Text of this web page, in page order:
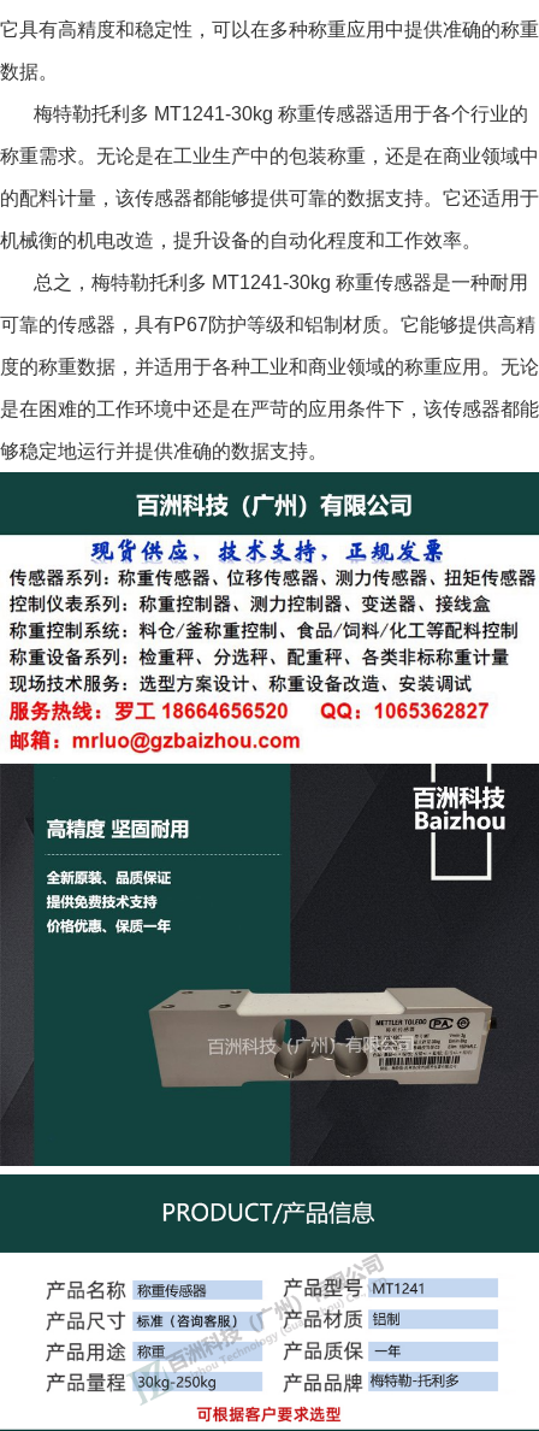
它具有高精度和稳定性，可以在多种称重应用中提供准确的称重
数据。
梅特勒托利多 MT1241-30kg 称重传感器适用于各个行业的
称重需求。无论是在工业生产中的包装称重，还是在商业领域中
的配料计量，该传感器都能够提供可靠的数据支持。它还适用于
机械衡的机电改造，提升设备的自动化程度和工作效率。
总之， 梅特勒托利多 MT1241-30kg 称重传感器是一种耐用
可靠的传感器，具有P67防护等级和铝制材质。它能够提供高精
度的称重数据，并适用于各种工业和商业领域的称重应用。无论
是在困难的工作环境中还是在严苛的应用条件下，该传感器都能
够稳定地运行并提供准确的数据支持。